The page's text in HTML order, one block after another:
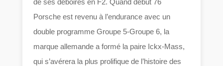
Porsche est revenu à l’endurance avec un
double programme Groupe 5-Groupe 6, la
marque allemande a formé la paire Ickx-Mass,
qui s’avérera la plus prolifique de l’histoire des